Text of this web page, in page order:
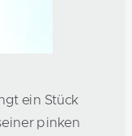
ein Stück
pinken